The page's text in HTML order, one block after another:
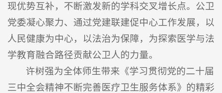
现优势互补，不断激发新的学科交叉增长点。公卫
党委凝心聚力、通过党建联建促中心工作发展，以
人民健康为中心，以法治为保障，为探索医学与法
学教育融合路径贡献公卫人的力量。
许树强为全体师生带来《学习贯彻党的二十届
三中全会精神不断完善医疗卫生服务体系》的精彩